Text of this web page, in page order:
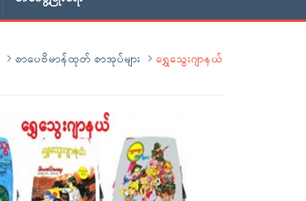
စာပေဗိမာန်ထုတ် စာအုပ်များ ရွှေသွေးဂျာနယ်